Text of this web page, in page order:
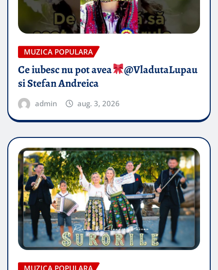
MUZICA POPULARA
Ce iubesc nu pot avea
​@VladutaLupau
si Stefan Andreica
admin aug. 3, 2026